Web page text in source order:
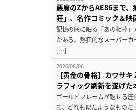
悪魔のZからAE86まで
狂」、名作コミック＆映
記憶の底に眠る「あの相棒
がある。熱狂的なスーパー
[…]
2026/08/06
【黄金の骨格】カワサ
ラフィック刷新を遂げ
ゴールドフレームが魅せる
て、どれも似たようなもの